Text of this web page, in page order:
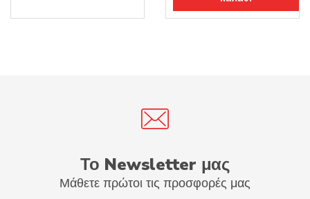
προϊόντος
είναι:
3.32€.
Το Newsletter μας
Μάθετε πρώτοι τις προσφορές μας